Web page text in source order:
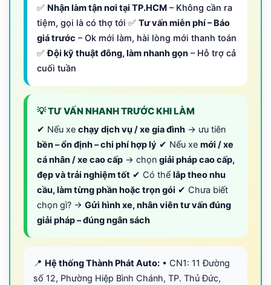
✅ Nhận làm tận nơi tại TP.HCM – Không cần ra
tiệm, gọi là có thợ tới ✅ Tư vấn miễn phí – Báo
giá trước – Ok mới làm, hài lòng mới thanh toán
✅Đội kỹ thuật đông, làm nhanh gọn – Hỗ trợ cả
cuối tuần
💡 TƯ VẤN NHANH TRƯỚC KHI LÀM
✔ Nếu xe chạy dịch vụ / xe gia đình → ưu tiên
bền – ổn định – chi phí hợp lý ✔ Nếu xe mới / xe
cá nhân / xe cao cấp → chọn giải pháp cao cấp,
đẹp và trải nghiệm tốt ✔ Có thể lắp theo nhu
cầu, làm từng phần hoặc trọn gói ✔ Chưa biết
chọn gì? → Gửi hình xe, nhân viên tư vấn đúng
giải pháp – đúng ngân sách
📍 Hệ thống Thành Phát Auto: • CN1: 11 Đường
số 12, Phường Hiệp Bình Chánh, TP. Thủ Đức,